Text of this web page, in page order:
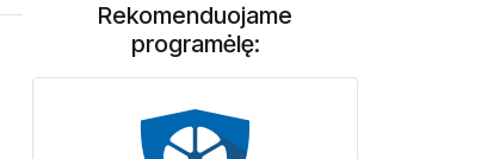
Rekomenduojame
programėlę: